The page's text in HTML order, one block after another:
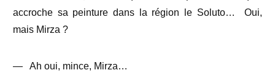
accroche sa peinture dans la région le Soluto…
Oui,
mais Mirza ?
— Ah oui, mince, Mirza…